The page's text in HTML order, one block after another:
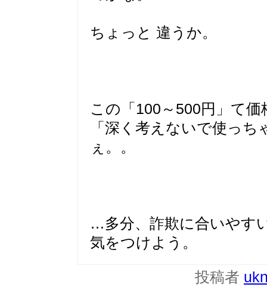
ちょっと 違うか。
この「100～500円」て
「深く考えないで使っ
ぇ。。
…多分、詐欺に合いやす
気をつけよう。
投稿者